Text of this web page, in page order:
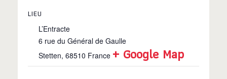
LIEU
L’Entracte
6 rue du Général de Gaulle
Stetten, 68510 France + Google Map